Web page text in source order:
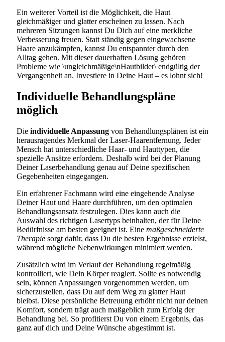
Ein weiterer Vorteil ist die Möglichkeit, die Haut
gleichmäßiger und glatter erscheinen zu lassen. Nach
mehreren Sitzungen kannst Du Dich auf eine merkliche
Verbesserung freuen. Statt ständig gegen eingewachsene
Haare anzukämpfen, kannst Du entspannter durch den
Alltag gehen. Mit dieser dauerhaften Lösung gehören
Probleme wie \ungleichmäßige\nHautbilder\ endgültig der
Vergangenheit an. Investiere in Deine Haut – es lohnt sich!
Individuelle Behandlungspläne
möglich
Die individuelle Anpassung von Behandlungsplänen ist ein
herausragendes Merkmal der Laser-Haarentfernung. Jeder
Mensch hat unterschiedliche Haar- und Hauttypen, die
spezielle Ansätze erfordern. Deshalb wird bei der Planung
Deiner Laserbehandlung genau auf Deine spezifischen
Gegebenheiten eingegangen.
Ein erfahrener Fachmann wird eine eingehende Analyse
Deiner Haut und Haare durchführen, um den optimalen
Behandlungsansatz festzulegen. Dies kann auch die
Auswahl des richtigen Lasertyps beinhalten, der für Deine
Bedürfnisse am besten geeignet ist. Eine maßgeschneiderte
Therapie sorgt dafür, dass Du die besten Ergebnisse erzielst,
während mögliche Nebenwirkungen minimiert werden.
Zusätzlich wird im Verlauf der Behandlung regelmäßig
kontrolliert, wie Dein Körper reagiert. Sollte es notwendig
sein, können Anpassungen vorgenommen werden, um
sicherzustellen, dass Du auf dem Weg zu glatter Haut
bleibst. Diese persönliche Betreuung erhöht nicht nur deinen
Komfort, sondern trägt auch maßgeblich zum Erfolg der
Behandlung bei. So profitierst Du von einem Ergebnis, das
ganz auf dich und Deine Wünsche abgestimmt ist.